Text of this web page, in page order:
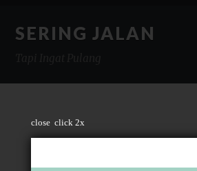
close click 2x
SERING JALAN